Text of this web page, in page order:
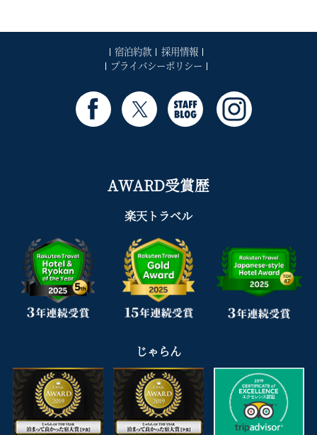
宿泊約款
採用情報
プライバシーポリシー
AWARD受賞歴
楽天トラベル
じゃらん